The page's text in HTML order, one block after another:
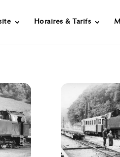
Horaires & Tarifs